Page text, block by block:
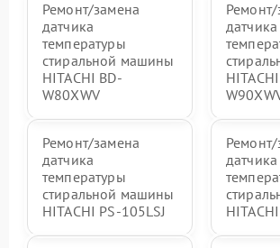
Ремонт/замена
датчика
температуры
стиральной машины
HITACHI BD-
W80XWV
датчика
Ремонт/замена
датчика
температуры
стиральной машины
HITACHI PS-105LSJ
датчика